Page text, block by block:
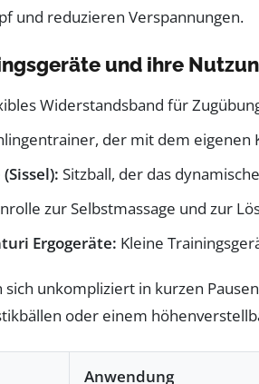
und reduzieren Verspannungen.
und ihre
Widerstandsband für
der mit dem
Sitzball, der das
zur Selbstmassage und zur
Ergogeräte: Kleine
sich unkompliziert in kurzen
oder einem
Anwendung